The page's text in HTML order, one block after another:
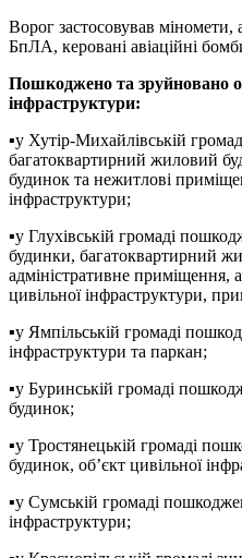
Ворог застосовував
БпЛА, керовані авіаційні
Пошкоджено та зруйновано
інфраструктури:
▪️у Хутір-Михайлівській
багатоквартирний жиловий
будинок та нежитлові
інфраструктури;
▪️у Глухівській громаді
будинки, багатоквартирний
адміністративне приміщення,
цивільної інфраструктури,
▪️у Ямпільській громаді
інфраструктури та паркан;
▪️у Буринській громаді
будинок;
▪️у Тростянецькій громаді
будинок, об’єкт цивільної
▪️у Сумській громаді
інфраструктури;